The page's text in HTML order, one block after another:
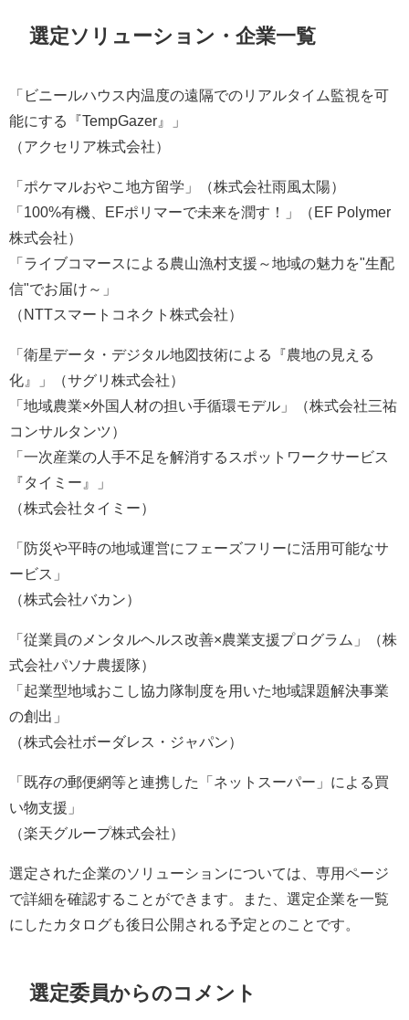
選定ソリューション・企業一覧
「ビニールハウス内温度の遠隔でのリアルタイム監視を可
能にする『TempGazer』」
（アクセリア株式会社）
「ポケマルおやこ地方留学」（株式会社雨風太陽）
「100%有機、EFポリマーで未来を潤す！」（EF Polymer
株式会社）
「ライブコマースによる農山漁村支援～地域の魅力を"生配
信"でお届け～」
（NTTスマートコネクト株式会社）
「衛星データ・デジタル地図技術による『農地の見える
化』」（サグリ株式会社）
「地域農業×外国人材の担い手循環モデル」（株式会社三祐
コンサルタンツ）
「一次産業の人手不足を解消するスポットワークサービス
『タイミー』」
（株式会社タイミー）
「防災や平時の地域運営にフェーズフリーに活用可能なサ
ービス」
（株式会社バカン）
「従業員のメンタルヘルス改善×農業支援プログラム」（株
式会社パソナ農援隊）
「起業型地域おこし協力隊制度を用いた地域課題解決事業
の創出」
（株式会社ボーダレス・ジャパン）
「既存の郵便網等と連携した「ネットスーパー」による買
い物支援」
（楽天グループ株式会社）
選定された企業のソリューションについては、専用ページ
で詳細を確認することができます。また、選定企業を一覧
にしたカタログも後日公開される予定とのことです。
選定委員からのコメント